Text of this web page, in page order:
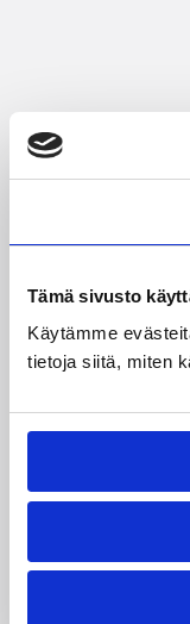
Tämä sivusto
Käytämme
tietoja siitä, miten